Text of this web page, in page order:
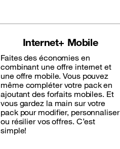
Internet+ Mobile
Faites des économies en
combinant une offre internet et
une offre mobile. Vous pouvez
même compléter votre pack en
ajoutant des forfaits mobiles. Et
vous gardez la main sur votre
pack pour modifier, personnaliser
ou résilier vos offres. C’est
simple!